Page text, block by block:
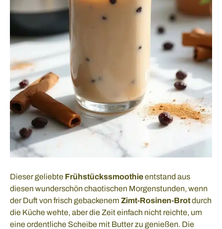
Dieser geliebte Frühstückssmoothieentstand aus
diesen wunderschön chaotischen Morgenstunden, wenn
der Duft von frisch gebackenem Zimt-Rosinen-Brotdurch
die Küche wehte, aber die Zeit einfach nicht reichte, um
eine ordentliche Scheibe mit Butter zu genießen. Die